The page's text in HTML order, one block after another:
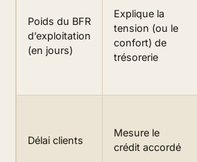
Poids du BFR
d’exploitation
(en jours)
Explique la
tension (ou le
confort) de
trésorerie
Délai clients
Mesure le
crédit accordé